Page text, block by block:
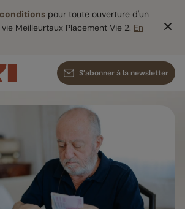
pour toute ouverture d'un
Meilleurtaux Placement Vie 2. En
S’abonner à la newsletter